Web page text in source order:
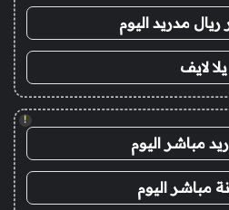
مدريد اليوم
يلا لايف
!
مباشر اليوم
مباشر اليوم